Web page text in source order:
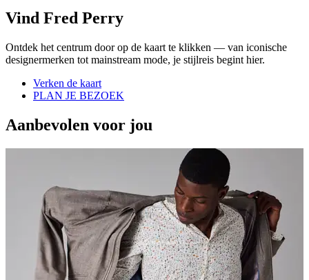
Vind Fred Perry
Ontdek het centrum door op de kaart te klikken — van iconische
designermerken tot mainstream mode, je stijlreis begint hier.
Verken de kaart
PLAN JE BEZOEK
Aanbevolen voor jou